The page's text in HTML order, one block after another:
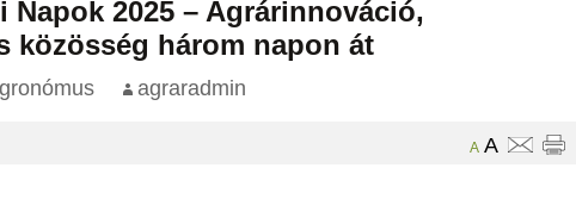
Napok 2025 – Agrárinnováció,
közösség három napon át
agraradmin
A A